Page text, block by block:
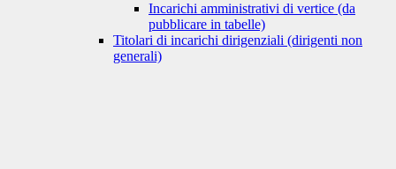
Incarichi amministrativi di vertice (da
pubblicare in tabelle)
Titolari di incarichi dirigenziali (dirigenti non
generali)